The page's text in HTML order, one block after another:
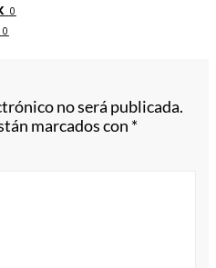
0
0
no será publicada.
marcados con *